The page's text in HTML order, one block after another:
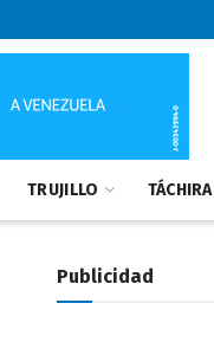
TRUJILLO TÁCHIRA
Publicidad